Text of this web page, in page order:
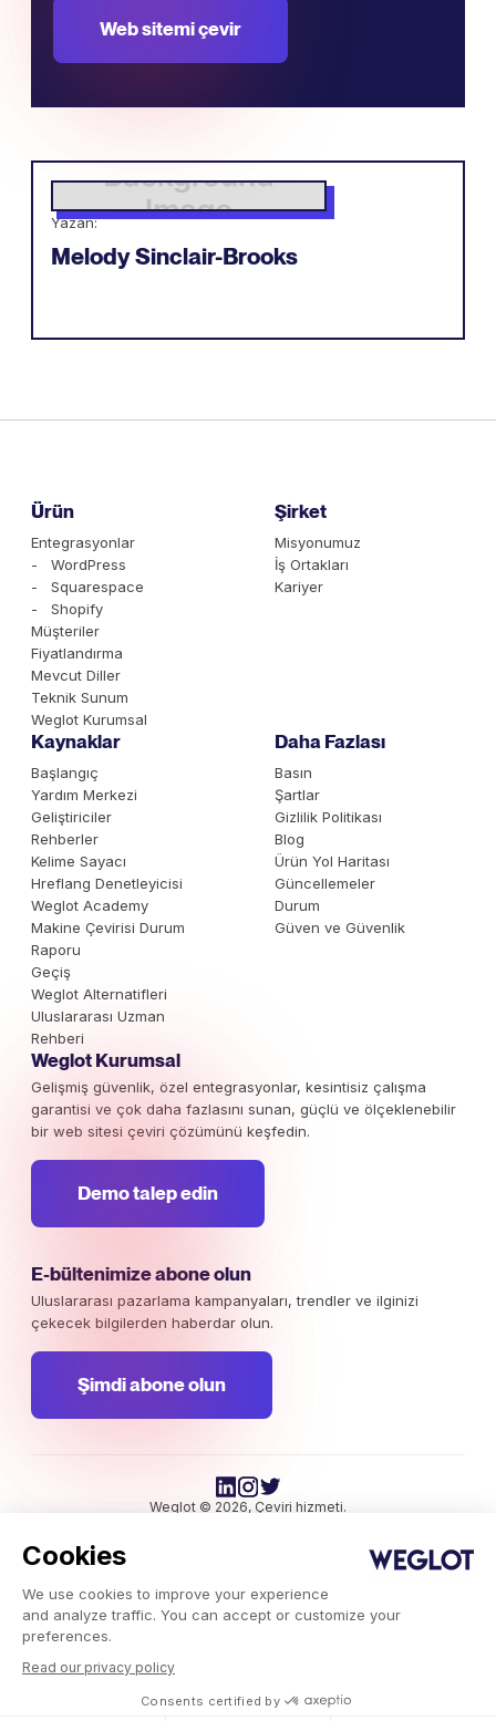
Cookies
We use cookies to improve your experience
and analyze traffic. You can accept or customize your
preferences.
Read our privacy policy
Consents certified by
Web sitemi çevir
Yazan:
Melody Sinclair-Brooks
Ürün
Entegrasyonlar
- WordPress
- Squarespace
- Shopify
Müşteriler
Fiyatlandırma
Mevcut Diller
Teknik Sunum
Weglot Kurumsal
Şirket
Misyonumuz
İş Ortakları
Kariyer
Kaynaklar
Başlangıç
Yardım Merkezi
Geliştiriciler
Rehberler
Kelime Sayacı
Hreflang Denetleyicisi
Weglot Academy
Makine Çevirisi Durum
Raporu
Geçiş
Weglot Alternatifleri
Uluslararası Uzman
Rehberi
Daha Fazlası
Basın
Şartlar
Gizlilik Politikası
Blog
Ürün Yol Haritası
Güncellemeler
Durum
Güven ve Güvenlik
Weglot Kurumsal
Gelişmiş güvenlik, özel entegrasyonlar, kesintisiz çalışma
garantisi ve çok daha fazlasını sunan, güçlü ve ölçeklenebilir
bir web sitesi çeviri çözümünü keşfedin.
Demo talep edin
E-bültenimize abone olun
Uluslararası pazarlama kampanyaları, trendler ve ilginizi
çekecek bilgilerden haberdar olun.
Şimdi abone olun
Weglot © 2026, Çeviri hizmeti.
Blog